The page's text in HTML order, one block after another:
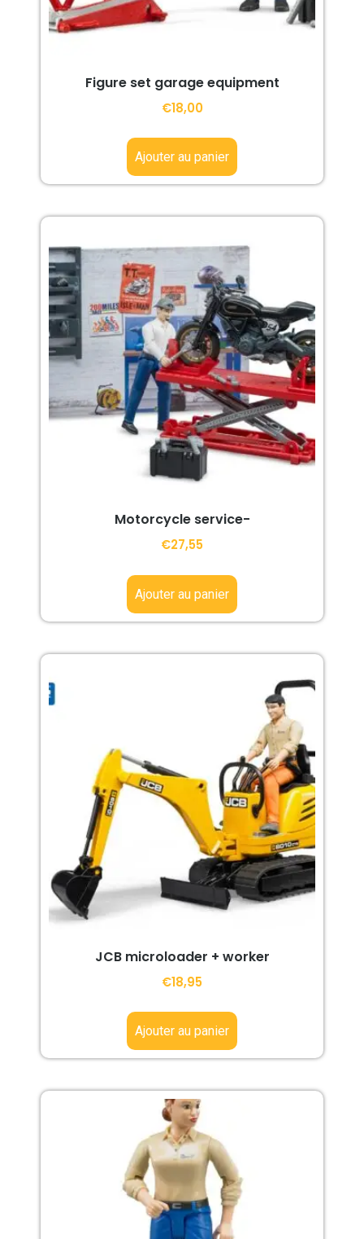
Figure set garage equipment
€18,00
Ajouter au panier
Motorcycle service-
€27,55
Ajouter au panier
JCB microloader + worker
€18,95
Ajouter au panier